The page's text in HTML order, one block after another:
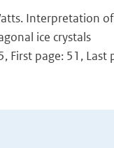
Interpretation
ice crystals
First page: 51, Last